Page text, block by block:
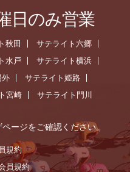
日のみ営業
秋田
サテライト六郷
水戸
サテライト横浜
外
サテライト姫路
宮崎 サテライト門川
ージをご確認ください。
規約
員規約